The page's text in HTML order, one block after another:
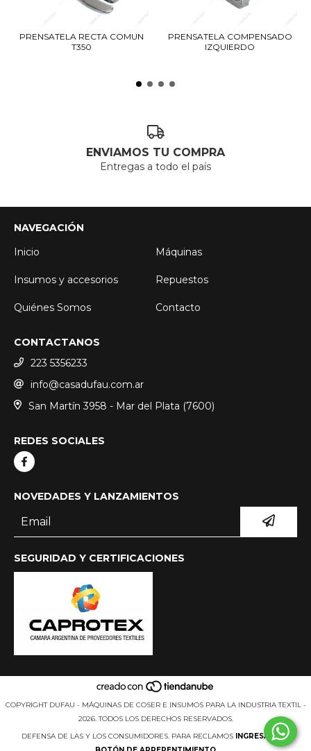
PRENSATELA RECTA COMUN
T350
PRENSATELA COMPENSADO
IZQUIERDO
ENVIAMOS TU COMPRA
Entregas a todo el país
NAVEGACIÓN
Inicio
Máquinas
Insumos y accesorios Repuestos
Quiénes Somos Contacto
CONTACTANOS
223 5356233
info@casadufau.com.ar
San Martín 3958 - Mar del Plata (7600)
REDES SOCIALES
NOVEDADES Y LANZAMIENTOS
SEGURIDAD Y CERTIFICACIONES
COPYRIGHT DUFAU - MÁQUINAS DE COSER E INSUMOS PARA LA INDUSTRIA TEXTIL -
2026. TODOS LOS DERECHOS RESERVADOS.
DEFENSA DE LAS Y LOS CONSUMIDORES. PARA RECLAMOS INGRESÁ ACÁ.